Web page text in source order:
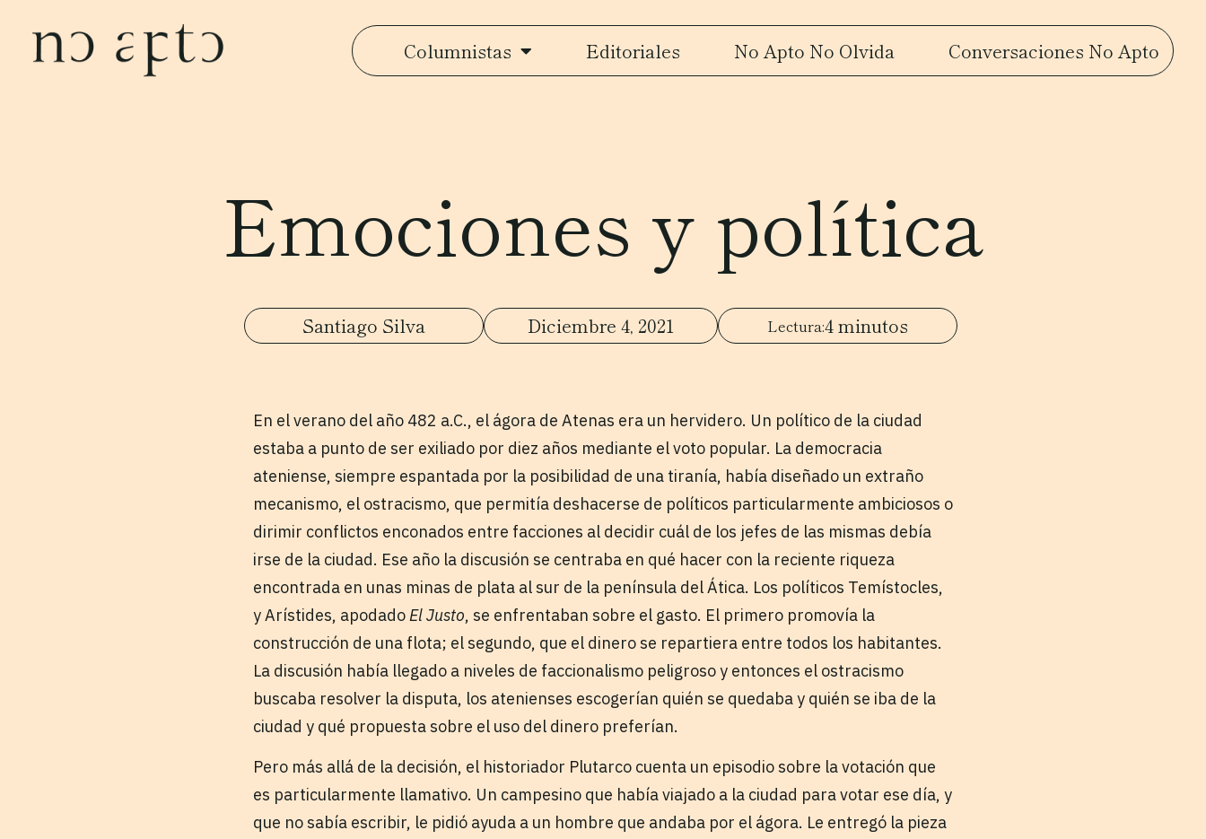
Columnistas Editoriales No Apto No Olvida Conversaciones No Apto
Emociones y política
Santiago Silva Diciembre 4, 2021 4 minutos
En el verano del año 482 a.C., el ágora de Atenas era un hervidero. Un político de la ciudad
estaba a punto de ser exiliado por diez años mediante el voto popular. La democracia
ateniense, siempre espantada por la posibilidad de una tiranía, había diseñado un extraño
mecanismo, el ostracismo, que permitía deshacerse de políticos particularmente ambiciosos o
dirimir conflictos enconados entre facciones al decidir cuál de los jefes de las mismas debía
irse de la ciudad. Ese año la discusión se centraba en qué hacer con la reciente riqueza
encontrada en unas minas de plata al sur de la península del Ática. Los políticos Temístocles,
y Arístides, apodadoEl Justo, se enfrentaban sobre el gasto. El primero promovía la
construcción de una flota; el segundo, que el dinero se repartiera entre todos los habitantes.
La discusión había llegado a niveles de faccionalismo peligroso y entonces el ostracismo
buscaba resolver la disputa, los atenienses escogerían quién se quedaba y quién se iba de la
ciudad y qué propuesta sobre el uso del dinero preferían.
Pero más allá de la decisión, el historiador Plutarco cuenta un episodio sobre la votación que
es particularmente llamativo. Un campesino que había viajado a la ciudad para votar ese día, y
que no sabía escribir, le pidió ayuda a un hombre que andaba por el ágora. Le entregó la pieza